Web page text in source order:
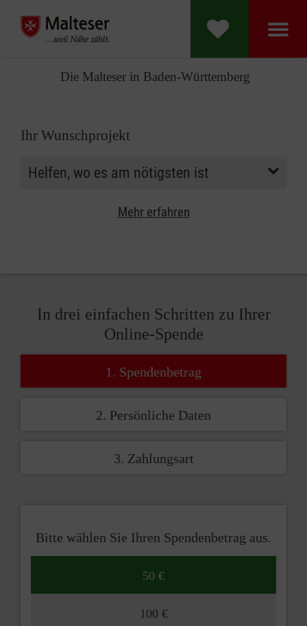
Die Malteser in Baden-Württemberg
Ihr Wunschprojekt
Mehr erfahren
In drei einfachen Schritten zu Ihrer
Online-Spende
1. Spendenbetrag
2. Persönliche Daten
3. Zahlungsart
Bitte wählen Sie Ihren Spendenbetrag aus.
50 €
100 €